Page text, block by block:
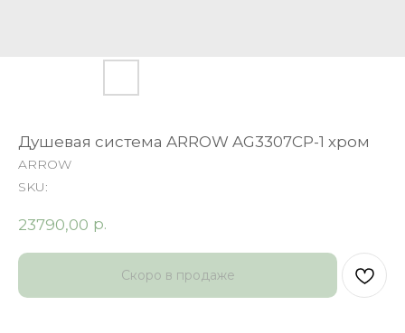
Душевая система ARROW AG3307CP-1 хром
ARROW
SKU:
23790,00 р.